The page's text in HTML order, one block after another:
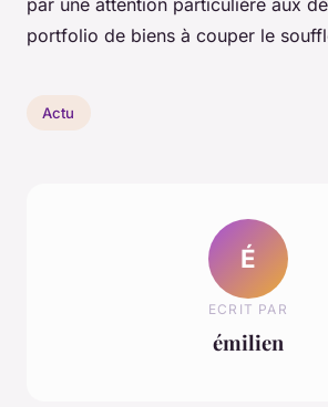
par une attention particulière aux
portfolio de biens à couper le
Actu
É
ECRIT PAR
émilien